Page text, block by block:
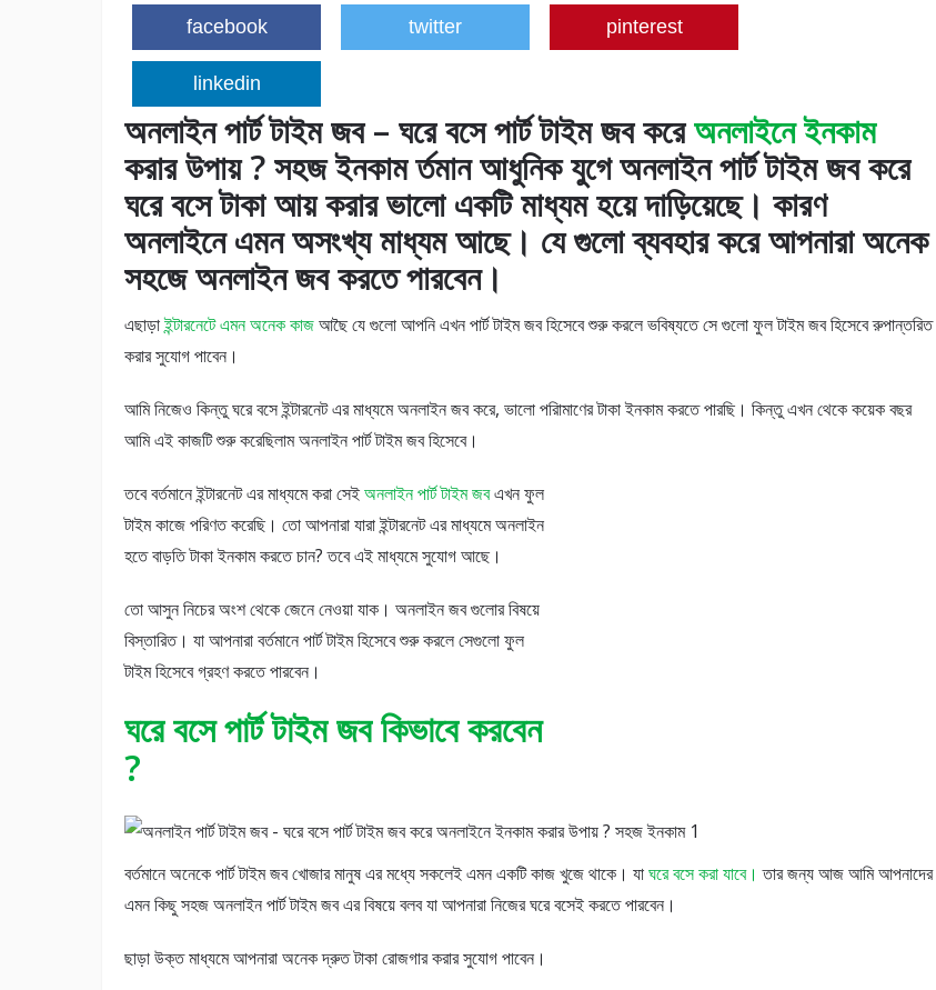
facebook twitter pinterest
linkedin
অনলাইন পার্ট টাইম জব – ঘরে বসে পার্ট টাইম জব করেঅনলাইনে ইনকাম
করার উপায় ? সহজ ইনকাম র্তমান আধুনিক যুগে অনলাইন পার্ট টাইম জব করে
ঘরে বসে টাকা আয় করার ভালো একটি মাধ্যম হয়ে দাড়িয়েছে। কারণ
অনলাইনে এমন অসংখ্য মাধ্যম আছে। যে ‍গুলো ব্যবহার করে আপনারা অনেক
সহজে অনলাইন জব করতে পারবেন।
এছাড়াইন্টারনেটে এমন অনেক কাজআছৈ যে গুলো আপনি এখন পার্ট টাইম জব হিসেবে শুরু করলে ভবিষ্যতে সে গুলো ফুল টাইম জব হিসেবে রুপান্তরিত
করার সুযোগ পাবেন।
আমি নিজেও কিন্তু ঘরে বসে ইন্টারনেট এর মাধ্যমে অনলাইন জব করে, ভালো পরিামাণের টাকা ইনকাম করতে পারছি। কিন্তু এখন থেকে কয়েক বছর
আমি এই কাজটি শুরু করেছিলাম অনলাইন পার্ট টাইম জব হিসেবে।
তবে বর্তমানে ইন্টারনেট এর মাধ্যমে করা সেইঅনলাইন পার্ট টাইম জবএখন ফুল
টাইম কাজে পরিণত করেছি। তো আপনারা যারা ইন্টারনেট এর মাধ্যমে অনলাইন
হতে বাড়তি টাকা ইনকাম করতে চান? তবে এই মাধ্যমে সুযোগ আছে।
তো আসুন নিচের অংশ থেকে জেনে নেওয়া যাক। অনলাইন জব গুলোর বিষয়ে
বিস্তারিত। যা আপনারা বর্তমানে পার্ট টাইম হিসেবে শুরু করলে সেগুলো ফুল
টাইম হিসেবে গ্রহণ করতে পারবেন।
ঘরে বসে পার্ট টাইম জব কিভাবে করবেন
?
বর্তমানে অনেকে পার্ট টাইম জব খোজার মানুষ এর মধ্যে সকলেই এমন একটি কাজ খুজে থাকে। যাঘরে বসে করা যাবে।তার জন্য আজ আমি আপনাদের
এমন কিছু সহজ অনলাইন পার্ট টাইম জব এর বিষয়ে বলব যা আপনারা নিজের ঘরে বসেই করতে পারবেন।
ছাড়া উক্ত মাধ্যমে আপনারা অনেক দ্রুত টাকা রোজগার করার সুযোগ পাবেন।